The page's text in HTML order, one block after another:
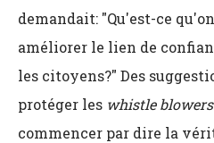
demandait: "Qu'est-ce
améliorer le lien de
les citoyens?" Des
protéger les whistle blowers
commencer par dire la